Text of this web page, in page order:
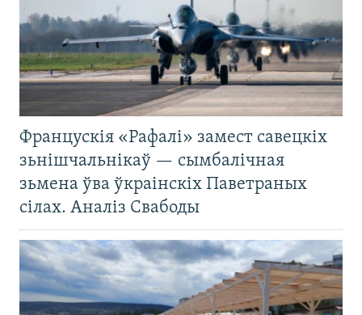
Францускія «Рафалі» замест савецкіх
зьнішчальнікаў — сымбалічная
зьмена ўва ўкраінскіх Паветраных
сілах. Аналіз Свабоды